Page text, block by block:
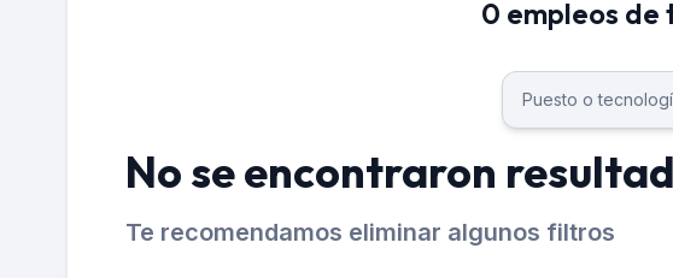
0 empleos de
No se encontraron
Te recomendamos eliminar algunos filtros